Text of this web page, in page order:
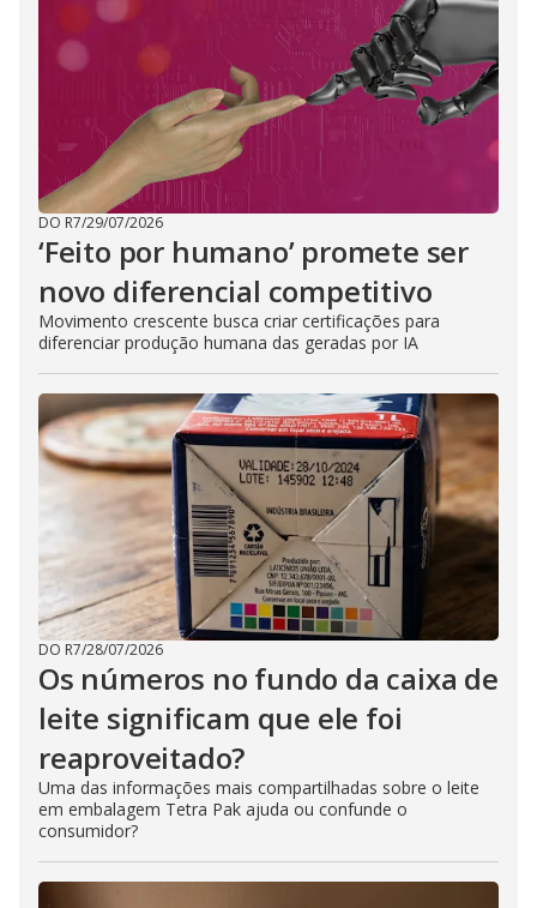
DO R7/29/07/2026
‘Feito por humano’ promete ser
novo diferencial competitivo
Movimento crescente busca criar certificações para
diferenciar produção humana das geradas por IA
DO R7/28/07/2026
Os números no fundo da caixa de
leite significam que ele foi
reaproveitado?
Uma das informações mais compartilhadas sobre o leite
em embalagem Tetra Pak ajuda ou confunde o
consumidor?